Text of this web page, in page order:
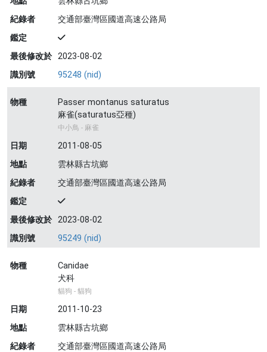
紀錄者
交通部臺灣區國道高速公路局
鑑定
最後修改於 2023-08-02
識別號
95248 (nid)
物種
Passer montanus saturatus
麻雀(saturatus亞種)
中小鳥 - 麻雀
日期
2011-08-05
地點
雲林縣古坑鄉
紀錄者
交通部臺灣區國道高速公路局
鑑定
最後修改於 2023-08-02
識別號
95249 (nid)
物種
Canidae
犬科
貓狗 - 貓狗
日期
2011-10-23
地點
雲林縣古坑鄉
紀錄者
交通部臺灣區國道高速公路局